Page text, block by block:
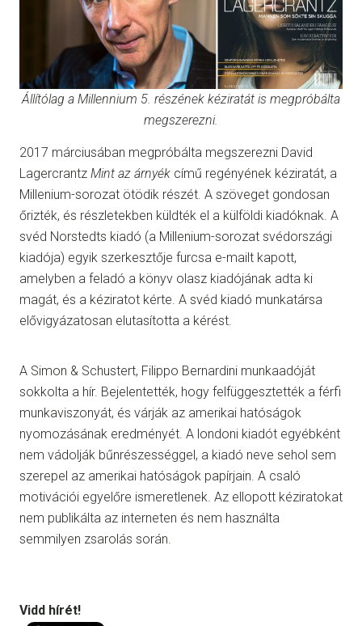
Állítólag a Millennium 5. részének kéziratát is megpróbálta
megszerezni.
2017 márciusában megpróbálta megszerezni David
Lagercrantz Mint az árnyék című regényének kéziratát, a
Millenium-sorozat ötödik részét. A szöveget gondosan
őrizték, és részletekben küldték el a külföldi kiadóknak. A
svéd Norstedts kiadó (a Millenium-sorozat svédországi
kiadója) egyik szerkesztője furcsa e-mailt kapott,
amelyben a feladó a könyv olasz kiadójának adta ki
magát, és a kéziratot kérte. A svéd kiadó munkatársa
elővigyázatosan elutasította a kérést.
A Simon & Schustert, Filippo Bernardini munkaadóját
sokkolta a hír. Bejelentették, hogy felfüggesztették a férfi
munkaviszonyát, és várják az amerikai hatóságok
nyomozásának eredményét. A londoni kiadót egyébként
nem vádolják bűnrészességgel, a kiadó neve sehol sem
szerepel az amerikai hatóságok papírjain. A csaló
motivációi egyelőre ismeretlenek. Az ellopott kéziratokat
nem publikálta az interneten és nem használta
semmilyen zsarolás során.
Vidd hírét!